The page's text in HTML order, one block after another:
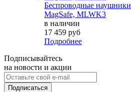
Беспроводные
MagSafe, MLWK3
в наличии
17 459 руб
Подробнее
Подписывайтесь
на новости и акции